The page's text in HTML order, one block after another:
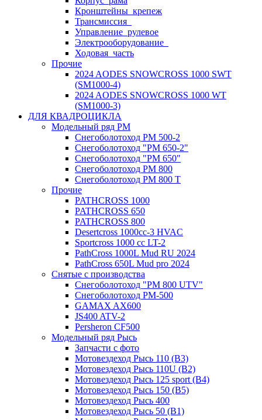
Кронштейны_крепеж
Трансмиссия_
Управление_рулевое
Электрооборудование_
Ходовая_часть
Прочие
2024 AODES SNOWCROSS 1000 SWT
(SM1000-4)
2024 AODES SNOWCROSS 1000 WT
(SM1000-3)
ДЛЯ КВАДРОЦИКЛА
Модельный ряд РМ
Снегоболотоход РМ 500-2
Снегоболотоход "РМ 650-2"
Снегоболотоход "РМ 650"
Снегоболотоход РМ 800
Снегоболотоход РМ 800 Т
Прочие
PATHCROSS 1000
PATHCROSS 650
PATHCROSS 800
Desertcross 1000cc-3 HVAC
Sportcross 1000 cc LT-2
PathCross 1000L Mud RU 2024
PathCross 650L Mud pro 2024
Снятые с производства
Снегоболотоход "РМ 800 UTV"
Снегоболотоход РМ-500
GAMAX AX600
JS400 ATV-2
Persheron CF500
Модельный ряд Рысь
Запчасти с фото
Мотовездеход Рысь 110 (B3)
Мотовездеход Рысь 110U (B2)
Мотовездеход Рысь 125 sport (B4)
Мотовездеход Рысь 150 (B5)
Мотовездеход Рысь 400
Мотовездеход Рысь 50 (B1)